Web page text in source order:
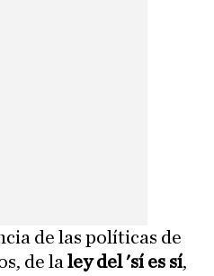
de las políticas de
de la ley del 'sí es sí,